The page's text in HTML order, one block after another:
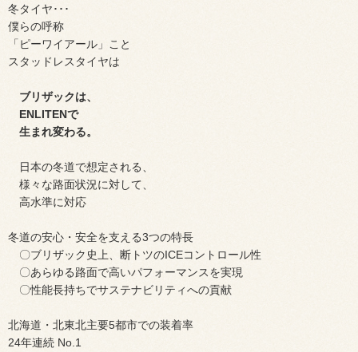
冬タイヤ･･･
僕らの呼称
「ピーワイアール」こと
スタッドレスタイヤは
ブリザックは、
ENLITENで
生まれ変わる。
日本の冬道で想定される、
様々な路面状況に対して、
高水準に対応
冬道の安心・安全を支える3つの特長
〇ブリザック史上、断トツのICEコントロール性
〇あらゆる路面で高いパフォーマンスを実現
〇性能長持ちでサステナビリティへの貢献
北海道・北東北主要5都市での装着率
24年連続 No.1